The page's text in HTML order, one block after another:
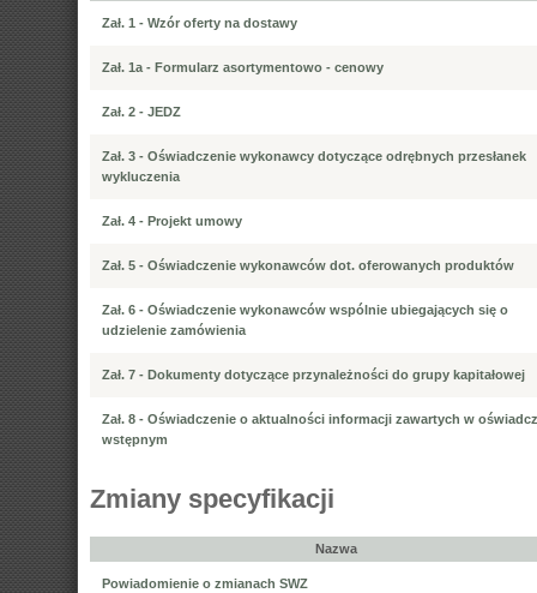
Zał. 1 - Wzór oferty na dostawy
Zał. 1a - Formularz asortymentowo - cenowy
Zał. 2 - JEDZ
Zał. 3 - Oświadczenie wykonawcy dotyczące odrębnych przesłanek
wykluczenia
Zał. 4 - Projekt umowy
Zał. 5 - Oświadczenie wykonawców dot. oferowanych produktów
Zał. 6 - Oświadczenie wykonawców wspólnie ubiegających się o
udzielenie zamówienia
Zał. 7 - Dokumenty dotyczące przynależności do grupy kapitałowej
Zał. 8 - Oświadczenie o aktualności informacji zawartych w
wstępnym
Zmiany specyfikacji
Nazwa
Powiadomienie o zmianach SWZ